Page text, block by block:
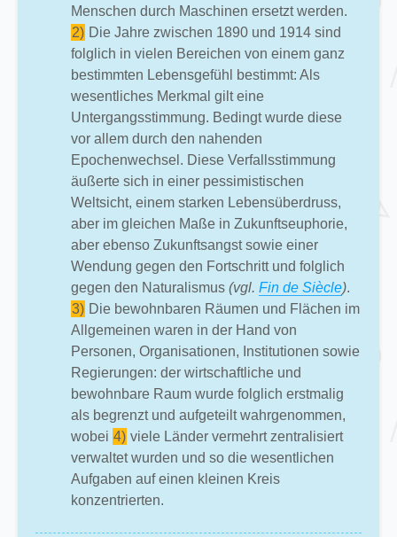
Menschen durch Maschinen ersetzt werden.
2) Die Jahre zwischen 1890 und 1914 sind
folglich in vielen Bereichen von einem ganz
bestimmten Lebensgefühl bestimmt: Als
wesentliches Merkmal gilt eine
Untergangsstimmung. Bedingt wurde diese
vor allem durch den nahenden
Epochenwechsel. Diese Verfallsstimmung
äußerte sich in einer pessimistischen
Weltsicht, einem starken Lebensüberdruss,
aber im gleichen Maße in Zukunftseuphorie,
aber ebenso Zukunftsangst sowie einer
Wendung gegen den Fortschritt und folglich
gegen den Naturalismus (vgl. Fin de Siècle).
3) Die bewohnbaren Räumen und Flächen im
Allgemeinen waren in der Hand von
Personen, Organisationen, Institutionen sowie
Regierungen: der wirtschaftliche und
bewohnbare Raum wurde folglich erstmalig
als begrenzt und aufgeteilt wahrgenommen,
wobei 4) viele Länder vermehrt zentralisiert
verwaltet wurden und so die wesentlichen
Aufgaben auf einen kleinen Kreis
konzentrierten.